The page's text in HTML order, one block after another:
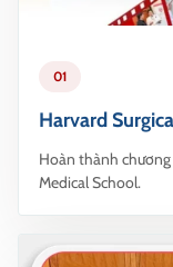
01
Harvard
Hoàn thành
Medical School.